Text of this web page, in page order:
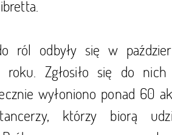
ról odbyły się w
roku. Zgłosiło się do
wyłoniono ponad 60
którzy biorą